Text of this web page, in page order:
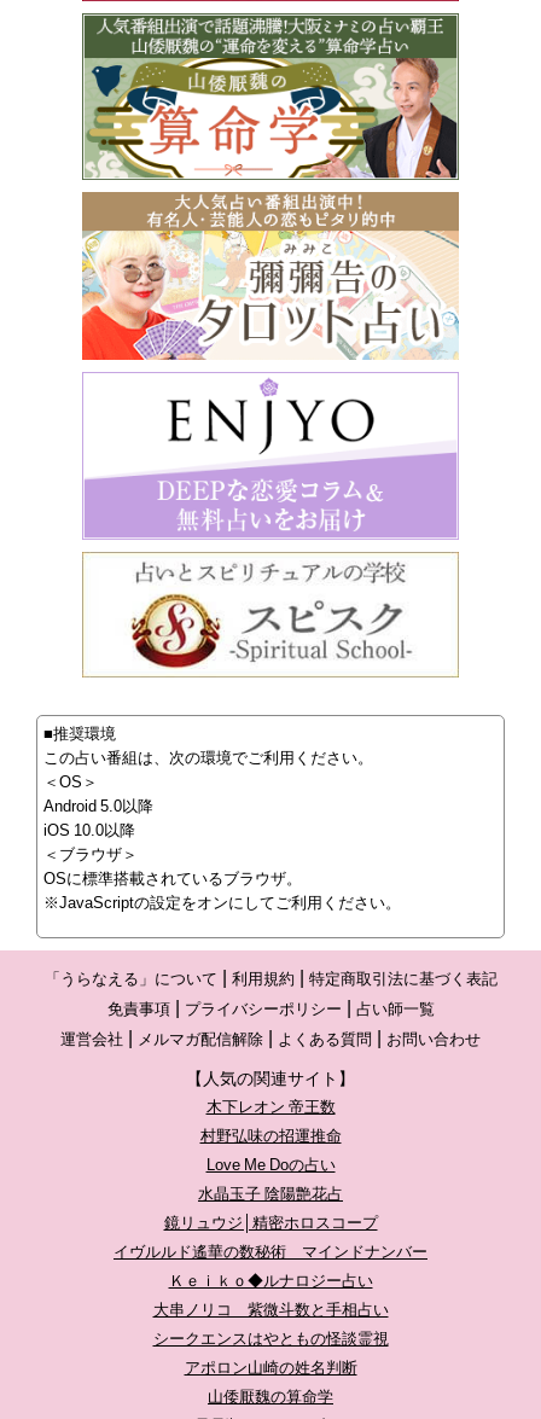
■推奨環境
この占い番組は、次の環境でご利用ください。
＜OS＞
Android 5.0以降
iOS 10.0以降
＜ブラウザ＞
OSに標準搭載されているブラウザ。
※JavaScriptの設定をオンにしてご利用ください。
「うらなえる」について 利用規約
特定商取引法に基づく表記
免責事項
プライバシーポリシー
占い師一覧
運営会社
メルマガ配信解除 よくある質問 お問い合わせ
【人気の関連サイト】
木下レオン 帝王数
村野弘味の招運推命
Love Me Doの占い
水晶玉子 陰陽艶花占
鏡リュウジ│精密ホロスコープ
イヴルルド遙華の数秘術 マインドナンバー
Ｋｅｉｋｏ◆ルナロジー占い
大串ノリコ 紫微斗数と手相占い
シークエンスはやともの怪談霊視
アポロン山崎の姓名判断
山倭厭魏の算命学